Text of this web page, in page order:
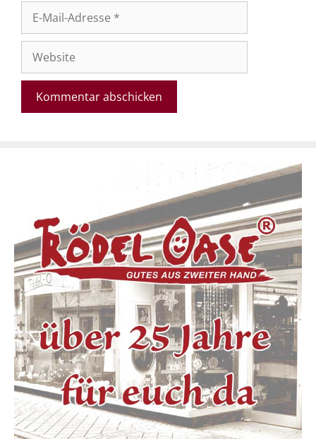
Mail-
Adresse
Website